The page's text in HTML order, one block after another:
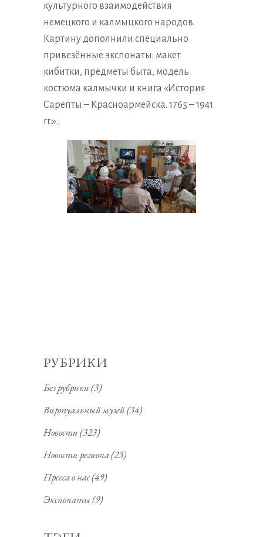
культурного взаимодействия
немецкого и калмыцкого народов.
Картину дополнили специально
привезённые экспонаты: макет
кибитки, предметы быта, модель
костюма калмычки и книга «История
Сарепты – Красноармейска. 1765 – 1941
гг.».
РУБРИКИ
Без рубрики(3)
Виртуальный музей(34)
Новости(323)
Новости региона(23)
Пресса о нас(49)
Экспонаты(9)